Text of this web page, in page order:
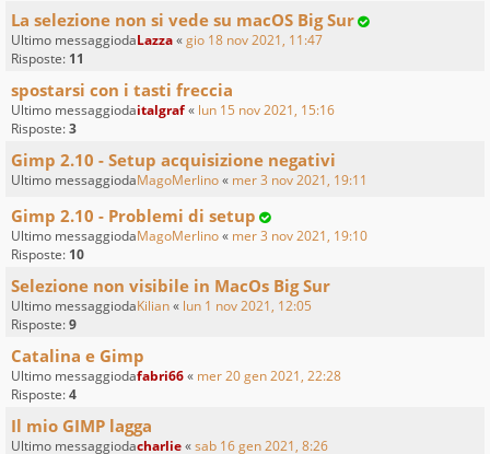
La selezione non si vede su macOS Big Sur
Ultimo messaggiodaLazza«gio 18 nov 2021, 11:47
Risposte: 11
spostarsi con i tasti freccia
Ultimo messaggiodaitalgraf« lun 15 nov 2021, 15:16
Risposte:3
Gimp 2.10 - Setup acquisizione negativi
Ultimo messaggiodaMagoMerlino« mer 3 nov 2021, 19:11
Gimp 2.10 - Problemi di setup
Ultimo messaggiodaMagoMerlino« mer 3 nov 2021, 19:10
Risposte: 10
Selezione non visibile in MacOs Big Sur
Ultimo messaggiodaKilian« lun 1 nov 2021, 12:05
Risposte:9
Catalina e Gimp
Ultimo messaggiodafabri66« mer 20 gen 2021, 22:28
Risposte:4
Il mio GIMP lagga
Ultimo messaggiodacharlie«sab 16 gen 2021, 8:26